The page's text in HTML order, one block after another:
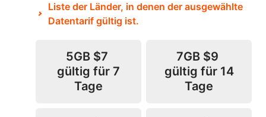
Liste der Länder, in denen der ausgewählte
Datentarif gültig ist.
5GB $7
gültig für 7
Tage
7GB $9
gültig für 14
Tage